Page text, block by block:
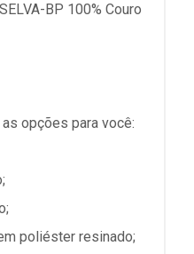
BP 100% Couro
opções para você:
poliéster resinado;